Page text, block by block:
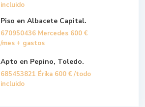
incluido
Piso en Albacete Capital.
670950436 Mercedes 600 €
/mes + gastos
Apto en Pepino, Toledo.
685453821 Érika 600 € /todo
incluido